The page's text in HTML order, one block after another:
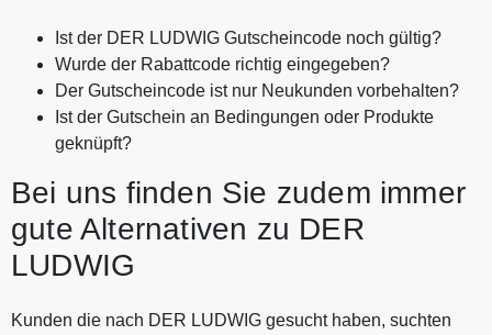
Ist der DER LUDWIG Gutscheincode noch gültig?
Wurde der Rabattcode richtig eingegeben?
Der Gutscheincode ist nur Neukunden vorbehalten?
Ist der Gutschein an Bedingungen oder Produkte
geknüpft?
Bei uns finden Sie zudem immer
gute Alternativen zu DER
LUDWIG
Kunden die nach DER LUDWIG gesucht haben, suchten